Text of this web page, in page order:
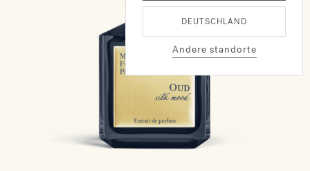
DEUTSCHLAND
Andere standorte